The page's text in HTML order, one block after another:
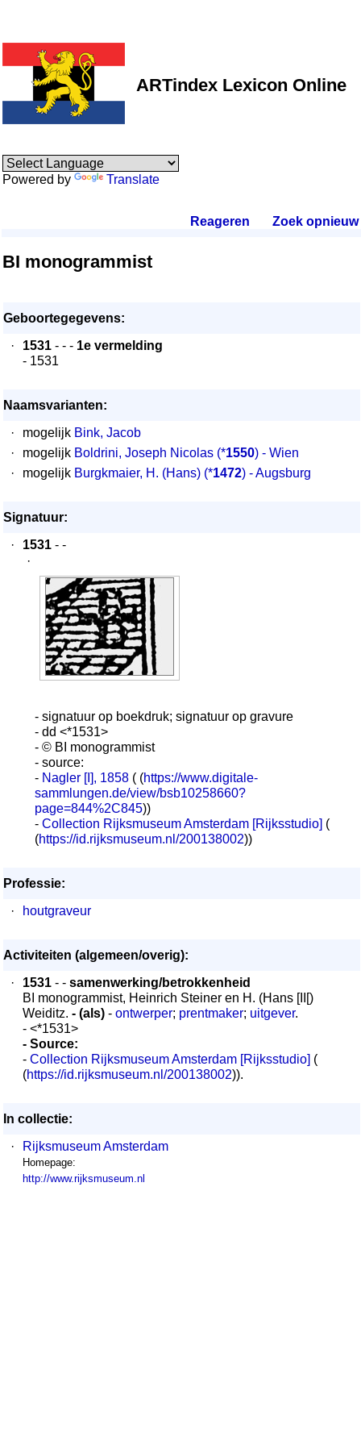
ARTindex Lexicon Online
Powered by Translate
Reageren Zoek opnieuw.
BI monogrammist
Geboortegegevens:
·
1531 - - - 1e vermelding
- 1531
Naamsvarianten:
·
mogelijk Bink, Jacob
·
mogelijk Boldrini, Joseph Nicolas (*1550) - Wien
·
mogelijk Burgkmaier, H. (Hans) (*1472) - Augsburg
Signatuur:
·
1531 - -
·
- signatuur op boekdruk; signatuur op gravure
- dd <*1531>
- © BI monogrammist
- source:
- Nagler [I], 1858 ( (https://www.digitale-
sammlungen.de/view/bsb10258660?
page=844%2C845))
- Collection Rijksmuseum Amsterdam [Rijksstudio] (
(https://id.rijksmuseum.nl/200138002))
Professie:
·
houtgraveur
Activiteiten (algemeen/overig):
·
1531 - - samenwerking/betrokkenheid
BI monogrammist, Heinrich Steiner en H. (Hans [II[)
Weiditz. - (als) - ontwerper; prentmaker; uitgever.
- <*1531>
- Source:
- Collection Rijksmuseum Amsterdam [Rijksstudio] (
(https://id.rijksmuseum.nl/200138002)).
In collectie:
·
Rijksmuseum Amsterdam
Homepage:
http://www.rijksmuseum.nl